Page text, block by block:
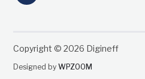
Copyright © 2026 Digineff
Designed byWPZOOM